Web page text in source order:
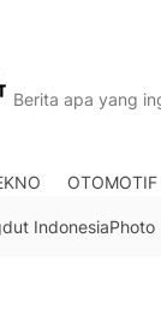
OTOMOTIF
IndonesiaPhoto